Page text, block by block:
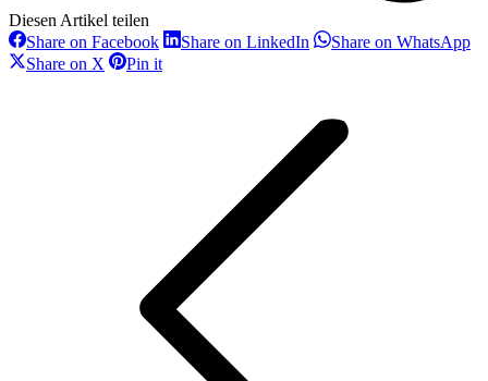
Diesen Artikel teilen
Share on FacebookShare
on
Facebook
Share on LinkedIn ShareShare on WhatsApp
Share on X SharePin itShare